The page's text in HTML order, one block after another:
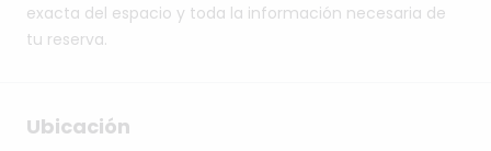
exacta del espacio y toda la información necesaria de
tu reserva.
Ubicación